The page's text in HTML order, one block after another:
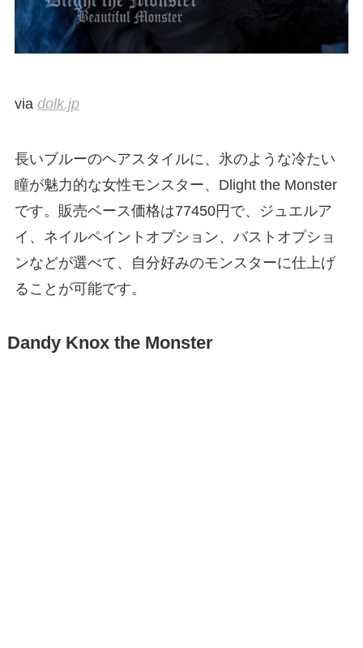
via dolk.jp
長いブルーのヘアスタイルに、氷のような冷たい
瞳が魅力的な女性モンスター、Dlight the Monster
です。販売ベース価格は77450円で、ジュエルア
イ、ネイルペイントオプション、バストオプショ
ンなどが選べて、自分好みのモンスターに仕上げ
ることが可能です。
Dandy Knox the Monster